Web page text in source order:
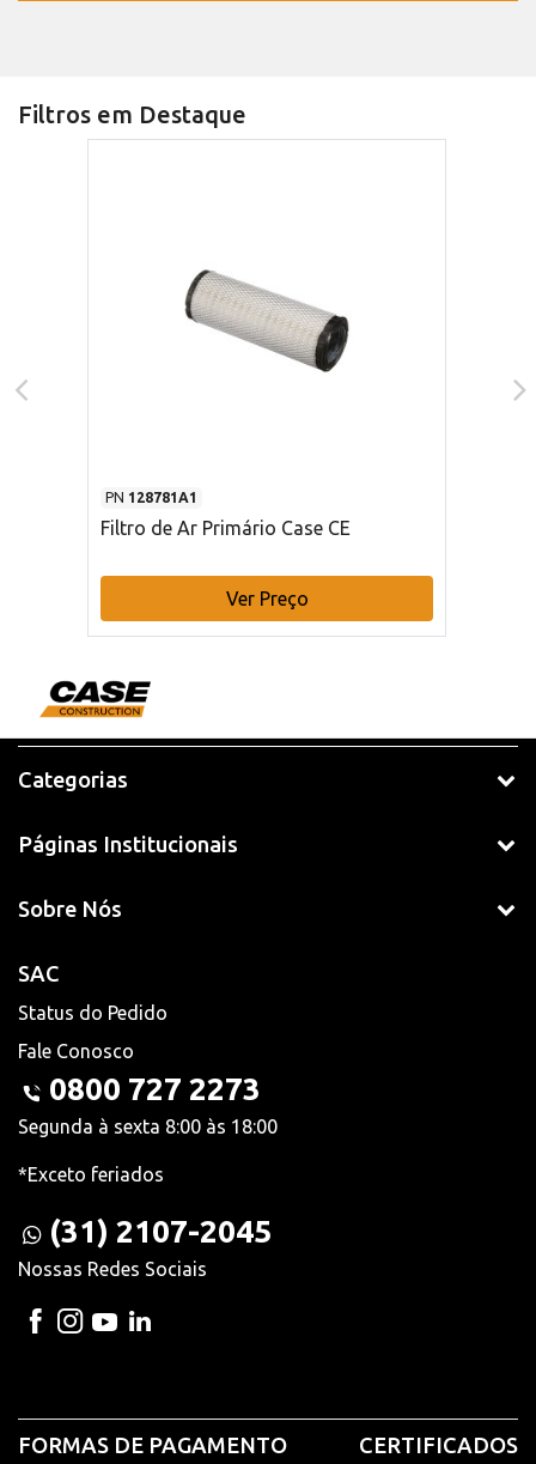
Filtros em Destaque
PN 128781A1
Filtro de Ar Primário Case CE
Ver Preço
Categorias
Páginas Institucionais
Sobre Nós
SAC
Status do Pedido
Fale Conosco
0800 727 2273
Segunda à sexta 8:00 às 18:00
*Exceto feriados
(31) 2107-2045
Nossas Redes Sociais
FORMAS DE PAGAMENTO CERTIFICADOS